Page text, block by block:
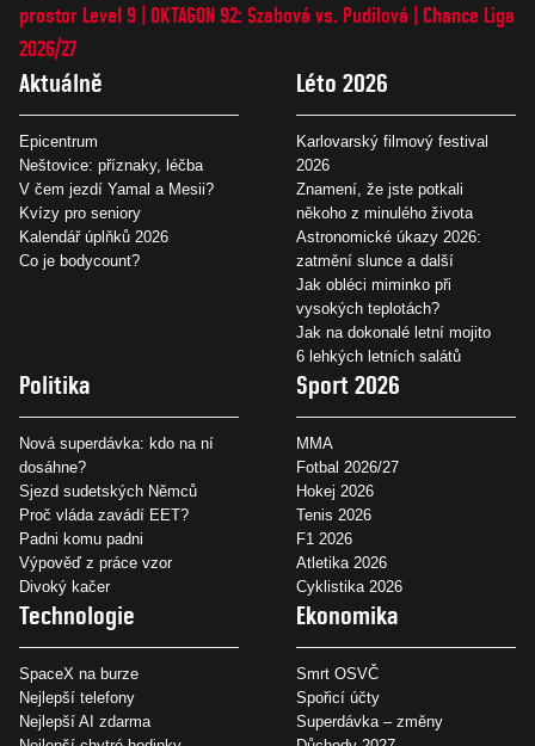
prostor Level 9 OKTAGON 92: Szabová vs. Pudilová
Chance Liga
2026/27
Aktuálně
Epicentrum
Neštovice: příznaky, léčba
V čem jezdí Yamal a Mesii?
Kvízy pro seniory
Kalendář úplňků 2026
Co je bodycount?
Léto 2026
Karlovarský filmový festival
2026
Znamení, že jste potkali
někoho z minulého života
Astronomické úkazy 2026:
zatmění slunce a další
Jak obléci miminko při
vysokých teplotách?
Jak na dokonalé letní mojito
6 lehkých letních salátů
Politika
Nová superdávka: kdo na ní
dosáhne?
Sjezd sudetských Němců
Proč vláda zavádí EET?
Padni komu padni
Výpověď z práce vzor
Divoký kačer
Sport 2026
MMA
Fotbal 2026/27
Hokej 2026
Tenis 2026
F1 2026
Atletika 2026
Cyklistika 2026
Technologie
SpaceX na burze
Nejlepší telefony
Nejlepší AI zdarma
Ekonomika
Smrt OSVČ
Spořicí účty
Superdávka – změny